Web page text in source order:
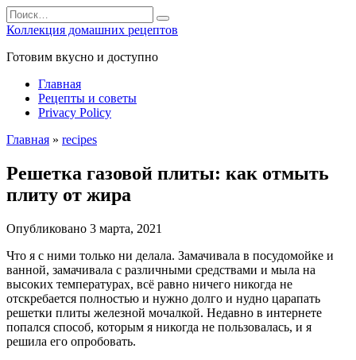
Перейти
к
содержанию
Search
for:
Коллекция домашних рецептов
Готовим вкусно и доступно
Главная
Рецепты и советы
Privacy Policy
Главная » recipes
Решетка газовой плиты: как отмыть
плиту от жира
Опубликовано 3 марта, 2021
Что я с ними только ни делала. Замачивала в посудомойке и
ванной, замачивала с различными средствами и мыла на
высоких температурах, всё равно ничего никогда не
отскребается полностью и нужно долго и нудно царапать
решетки плиты железной мочалкой. Недавно в интернете
попался способ, которым я никогда не пользовалась, и я
решила его опробовать.